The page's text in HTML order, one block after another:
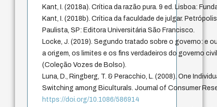
Kant, I. (2018a). Crítica da razão pura. 9 ed. Lisboa:
Kant, I. (2018b). Crítica da faculdade de julgar.
Paulista, SP: Editora Universitária São Francisco.
Locke, J. (2019). Segundo tratado sobre o governo: e
a origem, os limites e os fins verdadeiros do governo
(Coleção Vozes de Bolso).
Luna, D., Ringberg, T. & Peracchio, L. (2008). One
Switching among Biculturals. Journal of Consumer
https://doi.org/10.1086/586914